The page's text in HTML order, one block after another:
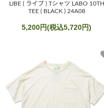
LIBE ( ライブ ) Tシャツ LABO 10TH
TEE ( BLACK ) 24A08
5,200円(税込5,720円)